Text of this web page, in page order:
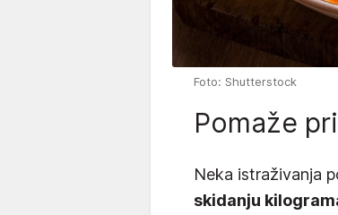
Foto: Shutterstock
Pomaže
Neka istraživanja
skidanju